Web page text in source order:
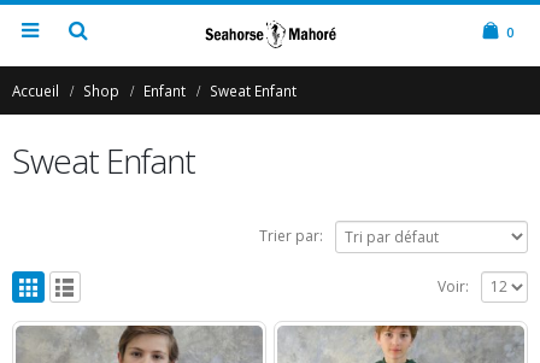
0
Accueil Shop Enfant Sweat Enfant
Sweat Enfant
Trier par:
Voir: